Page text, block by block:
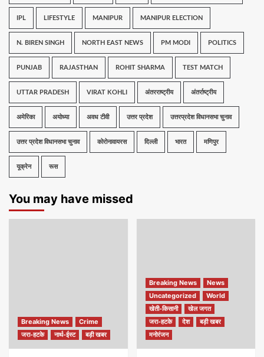
IPL LIFESTYLE MANIPUR MANIPUR ELECTION
N. BIREN SINGH NORTH EAST NEWS PM MODI POLITICS
PUNJAB RAJASTHAN ROHIT SHARMA TEST MATCH
UTTAR PRADESH VIRAT KOHLI अंतरराष्ट्रीय अंतर्राष्ट्रीय
अमेरिका अयोध्या अवध टीवी उत्तर प्रदेश उत्तरप्रदेश विधानसभा चुनाव
उत्तर प्रदेश विधानसभा चुनाव कोरोनावायरस दिल्ली भारत मणिपुर
यूक्रेन रूस
You may have missed
Breaking News
Crime
जरा-हटके
नार्थ-ईस्ट बड़ी खबर
Breaking News
News
Uncategorized
World
खेती-किसानी
खेल जगत
जरा-हटके
देश
बड़ी खबर
मनोरंजन